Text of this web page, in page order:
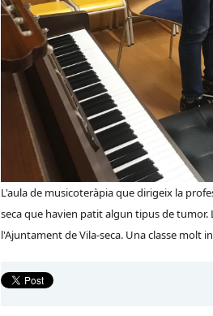
L'aula de musicoteràpia que dirigeix la
seca que havien patit algun tipus de tumor.
l'Ajuntament de Vila-seca. Una classe molt